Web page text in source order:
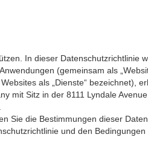
In dieser Datenschutzrichtlinie
(gemeinsam als
als „Dienste“ bezeichnet),
mit Sitz in der 8111 Lyndale
Sie die Bestimmungen dieser
und den